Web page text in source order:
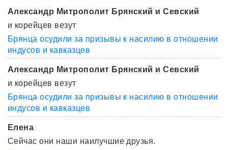
Александр Митрополит Брянский и Севский
и корейцев везут
Брянца осудили за призывы к насилию в отношении
индусов и кавказцев
Александр Митрополит Брянский и Севский
и корейцев везут
Брянца осудили за призывы к насилию в отношении
индусов и кавказцев
Елена
Сейчас они наши наилучшие друзья.